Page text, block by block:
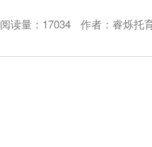
阅读量：17034 作者：睿烁托